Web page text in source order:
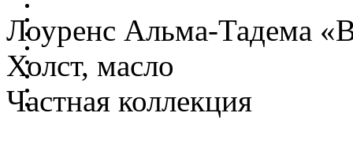
Лоуренс Альма-Тадема
Холст, масло
Частная коллекция